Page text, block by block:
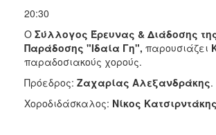
20:30
Ο Σύλλογος Έρευνας & Διάδοσης
Παράδοσης "Ιδαία Γη", παρουσιάζει
παραδοσιακούς χορούς.
Πρόεδρος: Ζαχαρίας Αλεξανδράκης.
Χοροδιδάσκαλος: Νίκος Κατσιρντάκης